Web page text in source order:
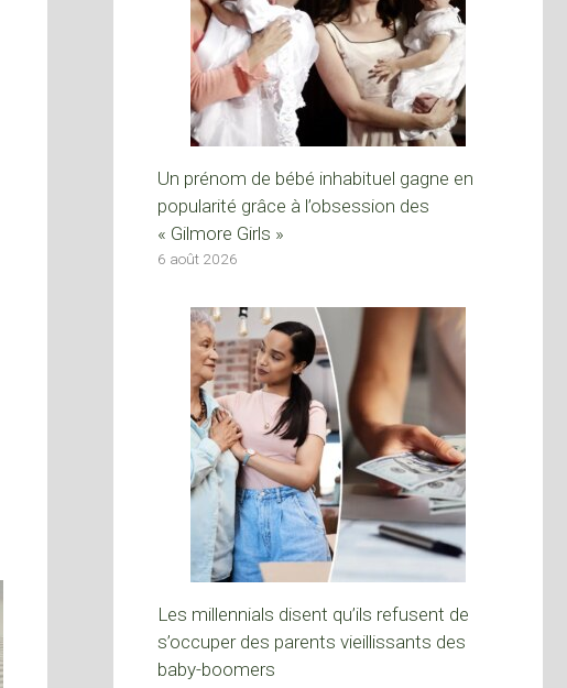
Un prénom de bébé inhabituel gagne en
popularité grâce à l’obsession des
« Gilmore Girls »
6 août 2026
Les millennials disent qu’ils refusent de
s’occuper des parents vieillissants des
baby-boomers